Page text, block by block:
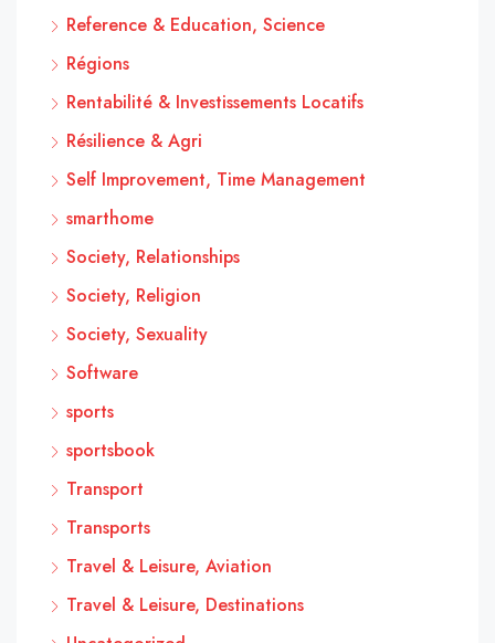
Reference & Education, Science
Régions
Rentabilité & Investissements Locatifs
Résilience & Agri
Self Improvement, Time Management
smarthome
Society, Relationships
Society, Religion
Society, Sexuality
Software
sports
sportsbook
Transport
Transports
Travel & Leisure, Aviation
Travel & Leisure, Destinations